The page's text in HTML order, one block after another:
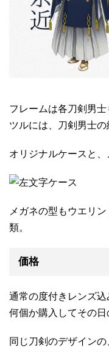
フレームは各刀剣男士
ツルには、刀剣男士の
オリジナルケースと、
メガネの型もウエリ
類。
価格
通常の度付きレンズ込
何個か購入してその日
同じ刀剣のデザイン